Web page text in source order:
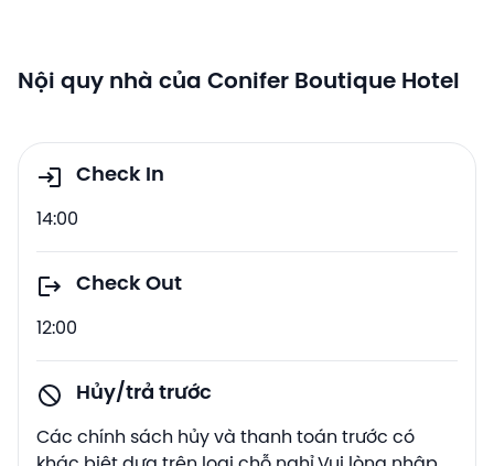
Nội quy nhà của Conifer Boutique Hotel
Check In
14:00
Check Out
12:00
Hủy/trả trước
Các chính sách hủy và thanh toán trước có